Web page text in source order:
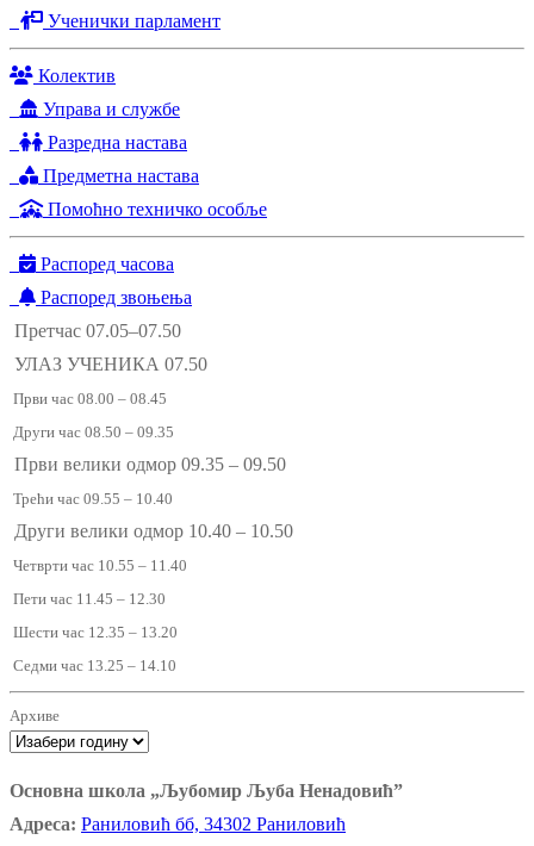
Ученички парламент
Колектив
Управа и службе
Разредна настава
Предметна настава
Помоћно техничко особље
Распоред часова
Распоред звоњења
Претчас 07.05–07.50
УЛАЗ УЧЕНИКА 07.50
Први час 08.00 – 08.45
Други час 08.50 – 09.35
Први велики одмор 09.35 – 09.50
Трећи час 09.55 – 10.40
Други велики одмор 10.40 – 10.50
Четврти час 10.55 – 11.40
Пети час 11.45 – 12.30
Шести час 12.35 – 13.20
Седми час 13.25 – 14.10
Архиве
Основна школа „Љубомир Љуба Ненадовић”
Адреса: Раниловић бб, 34302 Раниловић